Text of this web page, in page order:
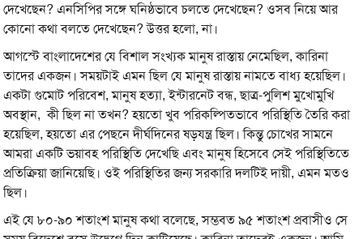
দেখেছেন? এনসিপির সঙ্গে ঘনিষ্ঠভাবে চলতে দেখেছেন? ওসব নিয়ে আর
কোনো কথা বলতে দেখেছেন? উত্তর হলো, না।
আগস্টে বাংলাদেশের যে বিশাল সংখ্যক মানুষ রাস্তায় নেমেছিল, কারিনা
তাদের একজন। সময়টাই এমন ছিল যে মানুষ রাস্তায় নামতে বাধ্য হয়েছিল।
একটা গুমোট পরিবেশ, মানুষ হত্যা, ইন্টারনেট বন্ধ, ছাত্র-পুলিশ মুখোমুখি
অবস্থান, কী ছিল না তখন? হয়তো খুব পরিকল্পিতভাবে পরিস্থিতি তৈরি করা
হয়েছিল, হয়তো এর পেছনে দীর্ঘদিনের ষড়যন্ত্র ছিল। কিন্তু চোখের সামনে
আমরা একটি ভয়াবহ পরিস্থিতি দেখেছি এবং মানুষ হিসেবে সেই পরিস্থিতিতে
প্রতিক্রিয়া জানিয়েছি। ওই পরিস্থিতির জন্য সরকারি দলটিই দায়ী, এমন মতও
ছিল।
এই যে ৮০-৯০ শতাংশ মানুষ কথা বলেছে, সম্ভবত ৯৫ শতাংশ প্রবাসীও সে